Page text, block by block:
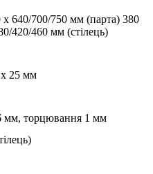
х 640/700/750 мм (парта) 380
420/460 мм (стілець)
25 мм
торцювання 1 мм